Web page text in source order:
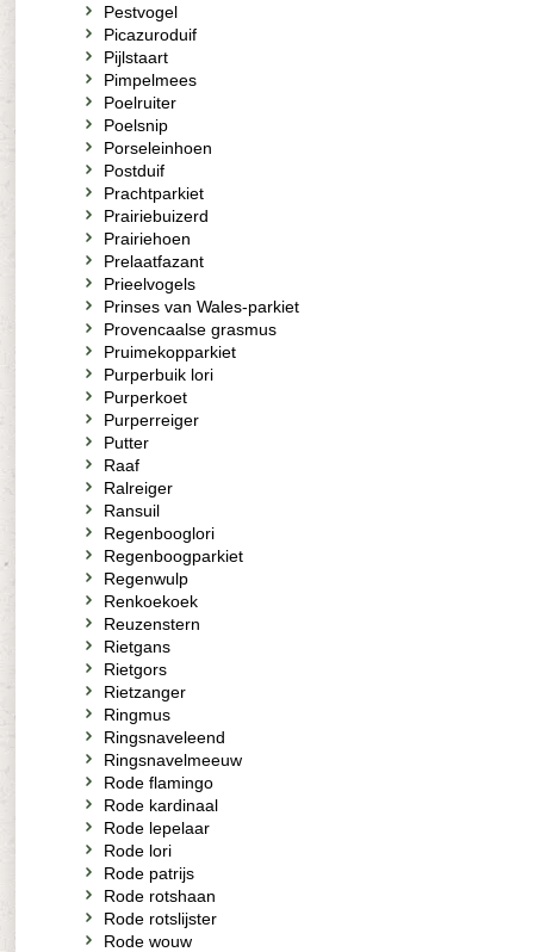
Pestvogel
Picazuroduif
Pijlstaart
Pimpelmees
Poelruiter
Poelsnip
Porseleinhoen
Postduif
Prachtparkiet
Prairiebuizerd
Prairiehoen
Prelaatfazant
Prieelvogels
Prinses van Wales-parkiet
Provencaalse grasmus
Pruimekopparkiet
Purperbuik lori
Purperkoet
Purperreiger
Putter
Raaf
Ralreiger
Ransuil
Regenbooglori
Regenboogparkiet
Regenwulp
Renkoekoek
Reuzenstern
Rietgans
Rietgors
Rietzanger
Ringmus
Ringsnaveleend
Ringsnavelmeeuw
Rode flamingo
Rode kardinaal
Rode lepelaar
Rode lori
Rode patrijs
Rode rotshaan
Rode rotslijster
Rode wouw